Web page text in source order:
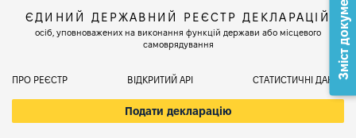
ЄДИНИЙ ДЕРЖАВНИЙ РЕЄСТР ДЕКЛАРАЦІЙ
осіб, уповноважених на виконання функцій держави або місцевого
самоврядування
ПРО РЕЄСТР ВІДКРИТИЙ АРІ СТАТИСТИЧНІ ДАНІ
Подати декларацію
Зміст документа